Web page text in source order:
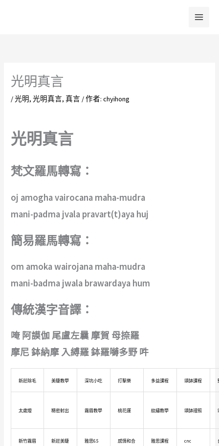
光明真言
/光明,光明真言,真言 / 作者:chyihong
光明真言
梵文羅馬轉寫：
oj amogha vairocana maha-mudra
mani-padma jvala pravart(t)aya huj
簡易羅馬轉寫：
om amoka wairojana maha-mudra
mani-badma jwala brawardaya hum
傳統漢字音譯：
唵 阿謨伽 尾盧左曩 摩賀 母捺羅
摩尼 鉢納摩 入縛羅 鉢羅嚩多野 吽
新莊除毛 美睫教學 深坑小吃 打擊樂 多益課程 頌缽課程
太歲燈 精密射出 霧眉教學 桃花運 紋繡教學 頌缽證照
新竹霧眉 新莊美睫 雅思6.5 感情和合 雅思課程 cnc